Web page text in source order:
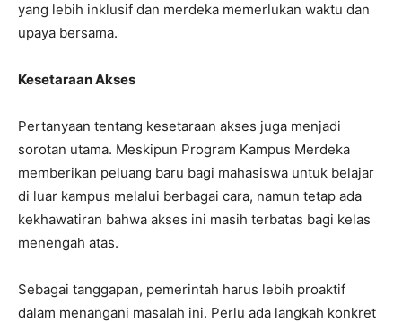
yang lebih inklusif dan merdeka memerlukan waktu dan
upaya bersama.
Kesetaraan Akses
Pertanyaan tentang kesetaraan akses juga menjadi
sorotan utama. Meskipun Program Kampus Merdeka
memberikan peluang baru bagi mahasiswa untuk belajar
di luar kampus melalui berbagai cara, namun tetap ada
kekhawatiran bahwa akses ini masih terbatas bagi kelas
menengah atas.
Sebagai tanggapan, pemerintah harus lebih proaktif
dalam menangani masalah ini. Perlu ada langkah konkret